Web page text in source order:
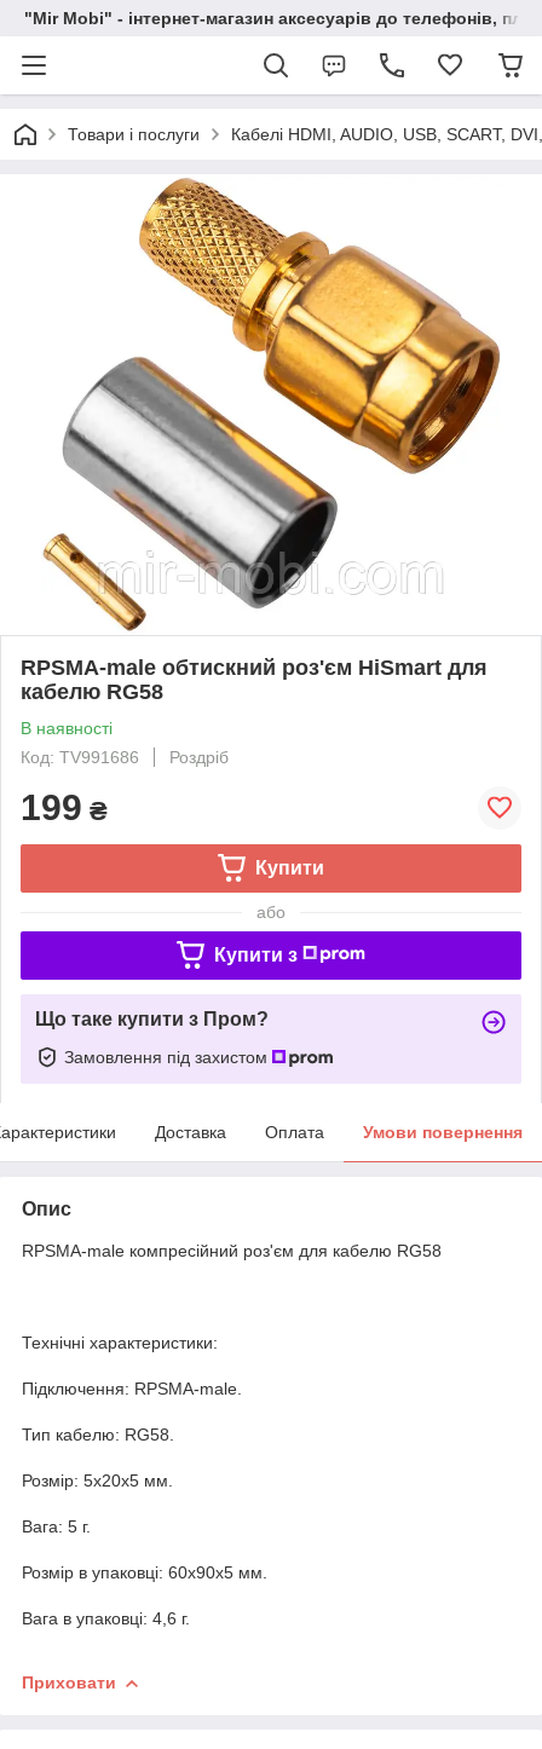
"Mir Mobi" - інтернет-магазин аксесуарів до телефонів,
Товари і послуги Кабелі HDMI, AUDIO, USB, SCART,
RPSMA-male обтискний роз'єм HiSmart для
кабелю RG58
В наявності
Код: TV991686
Роздріб
199 ₴
Купити
або
Купити з
Що таке купити з Пром?
Замовлення під захистом
Доставка Оплата Умови повернення
Опис
RPSMA-male компресійний роз'єм для кабелю RG58
Технічні характеристики:
Підключення: RPSMA-male.
Тип кабелю: RG58.
Розмір: 5x20x5 мм.
Вага: 5 г.
Розмір в упаковці: 60x90x5 мм.
Вага в упаковці: 4,6 г.
Приховати